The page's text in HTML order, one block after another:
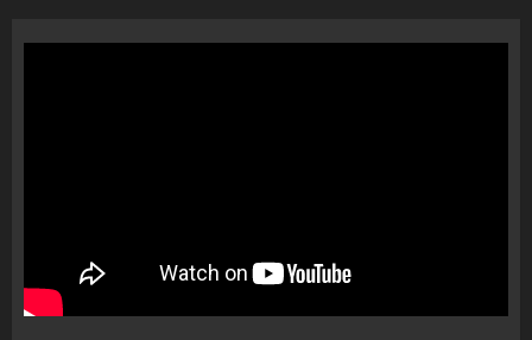
1
“bosen” Joana Nano për
abuzim me fondet publike dhe
pasuri të pajustifikuar